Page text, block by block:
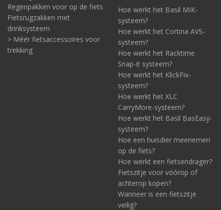
Regenpakken voor op de fiets
Fietsrugzakken met
drinksysteem
> Méér fietsaccessoires voor
trekking
Hoe werkt het Basil MIK-
systeem?
Hoe werkt het Cortina AVS-
systeem?
Hoe werkt het Racktime
Snap-it systeem?
Hoe werkt het KlickFix-
systeem?
Hoe werkt het XLC
CarryMore-systeem?
Hoe werkt het Basil BasEasy-
systeem?
Hoe een huisdier meenemen
op de fiets?
Hoe werkt een fietsendrager?
Fietszitje voor vóórop of
achterop kopen?
Wanneer is een fietszitje
veilig?